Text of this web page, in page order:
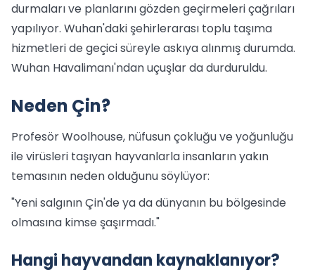
durmaları ve planlarını gözden geçirmeleri çağrıları
yapılıyor. Wuhan'daki şehirlerarası toplu taşıma
hizmetleri de geçici süreyle askıya alınmış durumda.
Wuhan Havalimanı'ndan uçuşlar da durduruldu.
Neden Çin?
Profesör Woolhouse, nüfusun çokluğu ve yoğunluğu
ile virüsleri taşıyan hayvanlarla insanların yakın
temasının neden olduğunu söylüyor:
"Yeni salgının Çin'de ya da dünyanın bu bölgesinde
olmasına kimse şaşırmadı."
Hangi hayvandan kaynaklanıyor?